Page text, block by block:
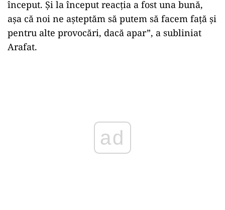
început. Şi la început reacţia a fost una bună,
aşa că noi ne aşteptăm să putem să facem faţă şi
pentru alte provocări, dacă apar”, a subliniat
Arafat.